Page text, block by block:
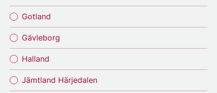
Gotland
Gävleborg
Halland
Jämtland Härjedalen